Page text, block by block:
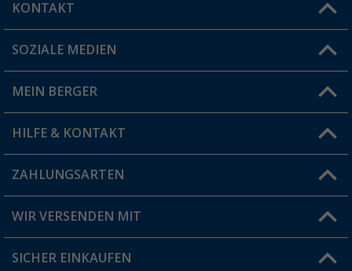
KONTAKT
Du hast eine Frage?
Filiale finden
SOZIALE MEDIEN
MEIN BERGER
Vorteilskarte
Blog
Jobs & Karriere
HILFE & KONTAKT
FAQ & Kontakt
Versandinformationen
ZAHLUNGSARTEN
WIR VERSENDEN MIT
SICHER EINKAUFEN